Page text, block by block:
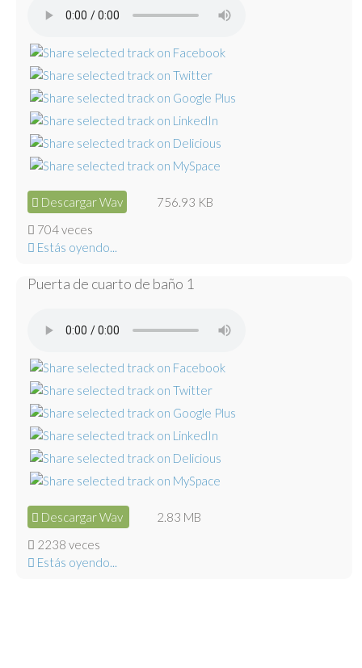
Descargar Wav
756.93 KB
704 veces
Estás oyendo...
Puerta de cuarto de baño 1
Descargar Wav
2.83 MB
2238 veces
Estás oyendo...